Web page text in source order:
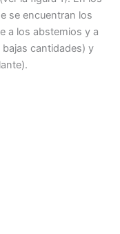
se encuentran los
a los abstemios y a
cantidades) y